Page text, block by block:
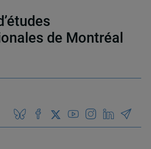
de Montréal